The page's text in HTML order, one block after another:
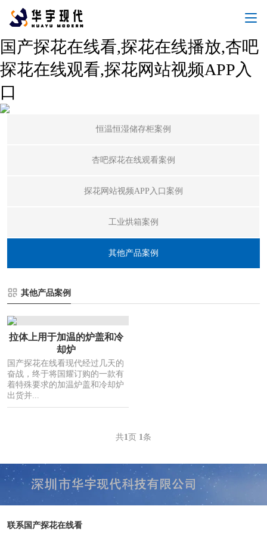
国产探花在线看,探花在线播放,杏吧
探花在线观看,探花网站视频APP入
口
恒温恒湿储存柜案例
杏吧探花在线观看案例
探花网站视频APP入口案例
工业烘箱案例
其他产品案例
其他产品案例
拉体上用于加温的炉盖和冷
却炉
国产探花在线看现代经过几天的
奋战，终于将国耀订购的一款有
着特殊要求的加温炉盖和冷却炉
出货并...
共1 页 1条
联系国产探花在线看